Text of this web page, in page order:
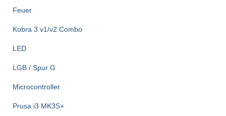
Feuer
Kobra 3 v1/v2 Combo
LED
LGB / Spur G
Microcontroller
Prusa i3 MK3S+